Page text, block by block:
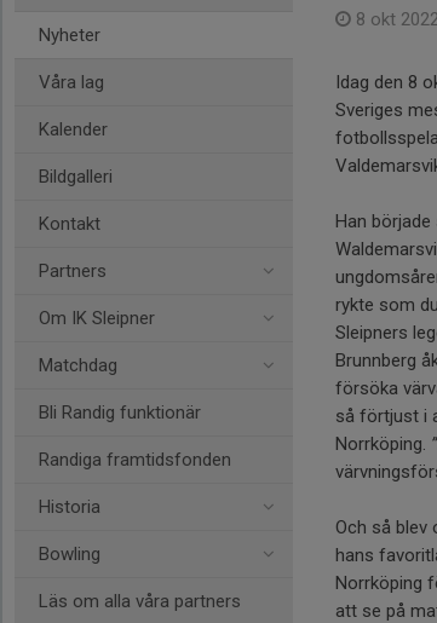
Nyheter
Våra lag
Kalender
Bildgalleri
Kontakt
Partners
Om IK Sleipner
Matchdag
Bli Randig funktionär
Randiga framtidsfonden
Historia
Bowling
Läs om alla våra partners
8 okt
Idag den 8
Sveriges
Han
rykte som
Sleipners
Brunnberg
försöka
så förtjust i
Norrköping.
Och så blev
hans
Norrköping
att se på